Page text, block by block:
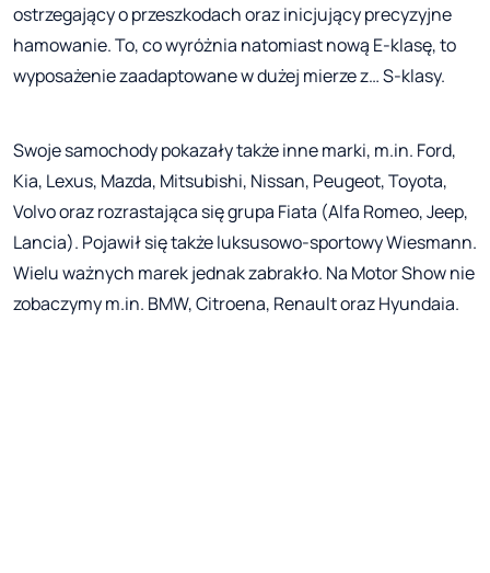
ostrzegający o przeszkodach oraz inicjujący precyzyjne
hamowanie. To, co wyróżnia natomiast nową E-klasę, to
wyposażenie zaadaptowane w dużej mierze z… S-klasy.
Swoje samochody pokazały także inne marki, m.in. Ford,
Kia, Lexus, Mazda, Mitsubishi, Nissan, Peugeot, Toyota,
Volvo oraz rozrastająca się grupa Fiata (Alfa Romeo, Jeep,
Lancia). Pojawił się także luksusowo-sportowy Wiesmann.
Wielu ważnych marek jednak zabrakło. Na Motor Show nie
zobaczymy m.in. BMW, Citroena, Renault oraz Hyundaia.